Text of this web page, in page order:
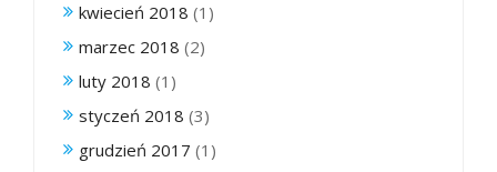
kwiecień 2018 (1)
marzec 2018 (2)
luty 2018 (1)
styczeń 2018 (3)
grudzień 2017 (1)